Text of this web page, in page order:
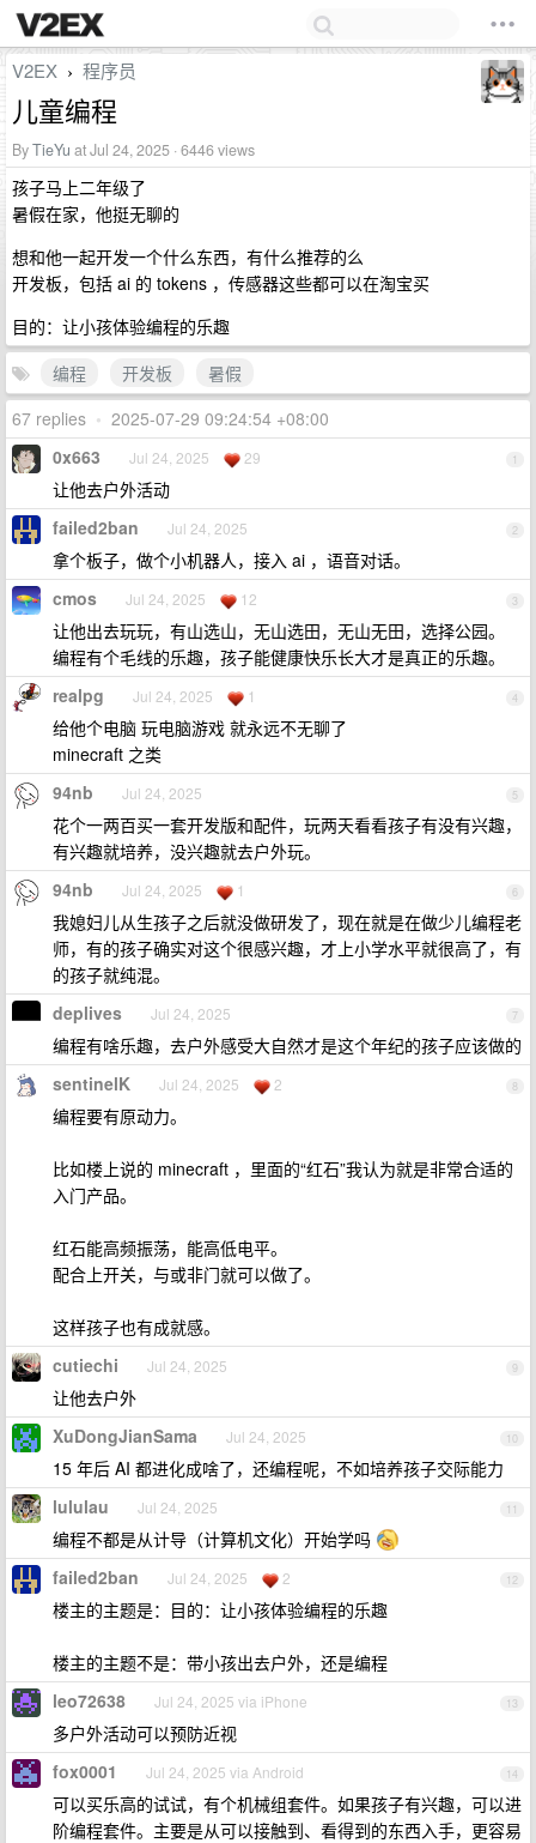
V2EX › 程序员
儿童编程
ByTieYu at Jul 24, 2025 · 6446 views
孩子马上二年级了
暑假在家，他挺无聊的
想和他一起开发一个什么东西，有什么推荐的么
开发板，包括 ai 的 tokens ，传感器这些都可以在淘宝买
目的：让小孩体验编程的乐趣
编程
开发板
暑假
67 replies • 2025-07-29 09:24:54 +08:00
1
0x663 Jul 24, 2025 29
让他去户外活动
2
failed2ban Jul 24, 2025
拿个板子，做个小机器人，接入 ai ，语音对话。
3
cmos Jul 24, 2025 12
让他出去玩玩，有山选山，无山选田，无山无田，选择公园。
编程有个毛线的乐趣，孩子能健康快乐长大才是真正的乐趣。
4
realpg Jul 24, 2025 1
给他个电脑 玩电脑游戏 就永远不无聊了
minecraft 之类
5
94nb Jul 24, 2025
花个一两百买一套开发版和配件，玩两天看看孩子有没有兴趣，
有兴趣就培养，没兴趣就去户外玩。
6
94nb Jul 24, 2025 1
我媳妇儿从生孩子之后就没做研发了，现在就是在做少儿编程老
师，有的孩子确实对这个很感兴趣，才上小学水平就很高了，有
的孩子就纯混。
7
deplives Jul 24, 2025
编程有啥乐趣，去户外感受大自然才是这个年纪的孩子应该做的
8
sentinelK Jul 24, 2025 2
编程要有原动力。
比如楼上说的 minecraft ，里面的“红石”我认为就是非常合适的
入门产品。
红石能高频振荡，能高低电平。
配合上开关，与或非门就可以做了。
这样孩子也有成就感。
9
cutiechi Jul 24, 2025
让他去户外
10
XuDongJianSama Jul 24, 2025
15 年后 AI 都进化成啥了，还编程呢，不如培养孩子交际能力
11
lululau Jul 24, 2025
编程不都是从计导（计算机文化）开始学吗
12
failed2ban Jul 24, 2025 2
楼主的主题是：目的：让小孩体验编程的乐趣
楼主的主题不是：带小孩出去户外，还是编程
13
leo72638 Jul 24, 2025 via iPhone
多户外活动可以预防近视
14
fox0001 Jul 24, 2025 via Android
可以买乐高的试试，有个机械组套件。如果孩子有兴趣，可以进
阶编程套件。主要是从可以接触到、看得到的东西入手，更容易